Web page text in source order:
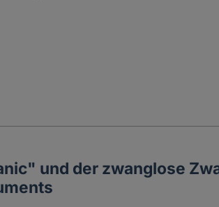
und der zwanglose